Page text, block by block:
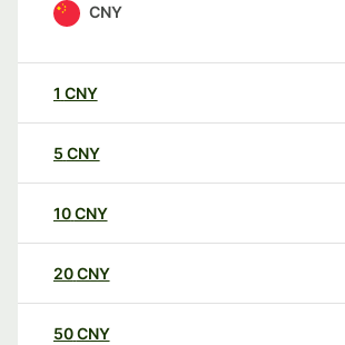
CNY
1 CNY
5 CNY
10CNY
20CNY
50CNY